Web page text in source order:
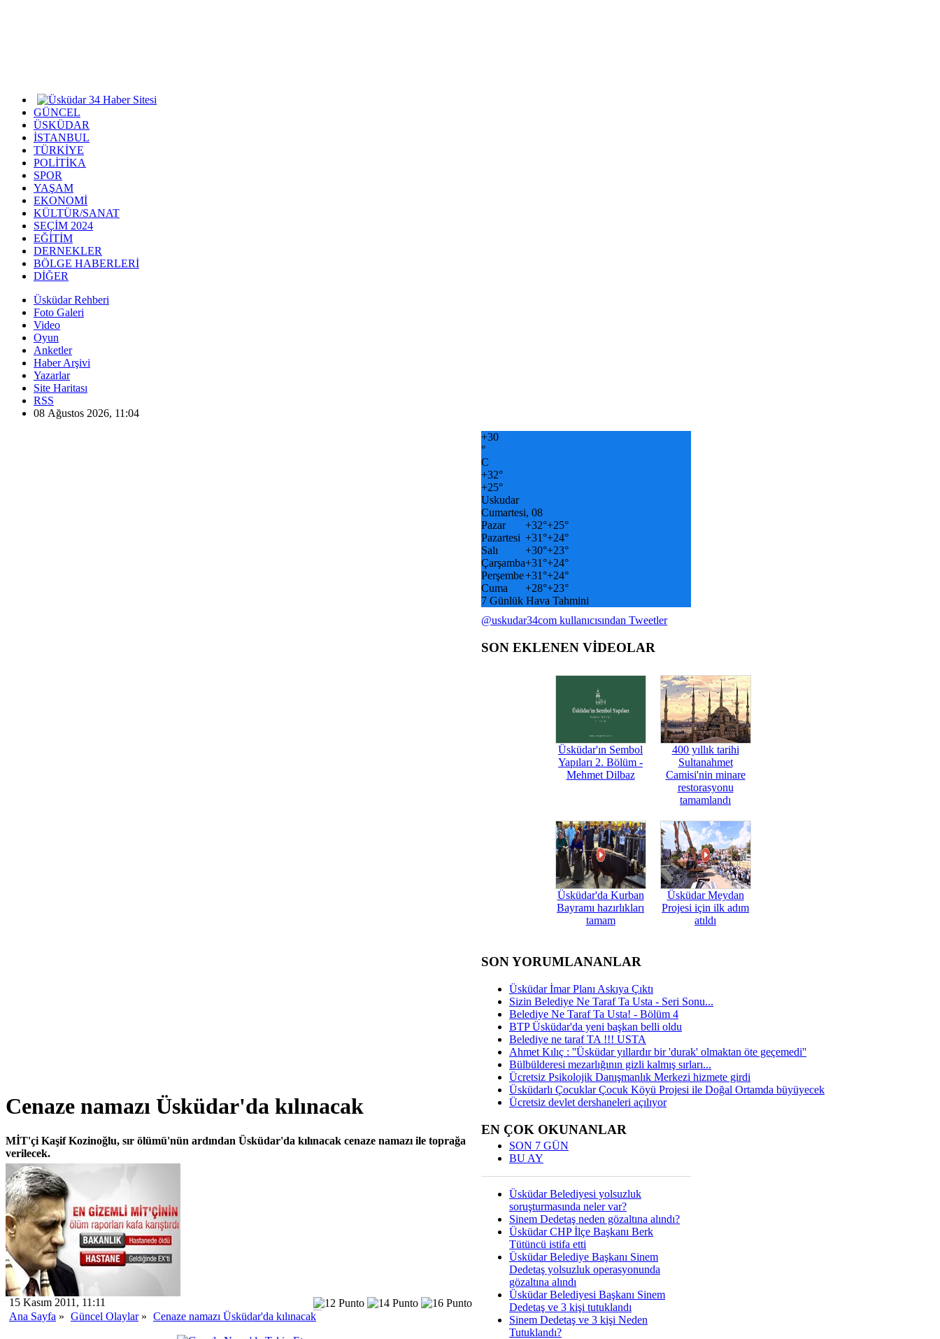
GÜNCEL
ÜSKÜDAR
İSTANBUL
TÜRKİYE
POLİTİKA
SPOR
YAŞAM
EKONOMİ
KÜLTÜR/SANAT
SEÇİM 2024
EĞİTİM
DERNEKLER
BÖLGE HABERLERİ
DİĞER
Üsküdar Rehberi
Foto Galeri
Video
Oyun
Anketler
Haber Arşivi
Yazarlar
Site Haritası
RSS
08 Ağustos 2026, 11:04
Cenaze namazı Üsküdar'da kılınacak
MİT'çi Kaşif Kozinoğlu, sır ölümü'nün ardından Üsküdar'da kılınacak cenaze namazı ile toprağa
verilecek.
15 Kasım 2011, 11:11
Ana Sayfa » Güncel Olaylar» Cenaze namazı Üsküdar'da kılınacak
+30
°
C
+32°
+25°
Uskudar
Cumartesi, 08
Pazar
+32°+25°
Pazartesi +31°+24°
Salı
+30°+23°
Çarşamba+31°+24°
Perşembe+31°+24°
Cuma
+28°+23°
7 Günlük Hava Tahmini
@uskudar34com kullanıcısından Tweetler
SON EKLENEN VİDEOLAR
Üsküdar'ın Sembol
Yapıları 2. Bölüm -
Mehmet Dilbaz
400 yıllık tarihi
Sultanahmet
Camisi'nin minare
restorasyonu
tamamlandı
Üsküdar'da Kurban
Bayramı hazırlıkları
tamam
Üsküdar Meydan
Projesi için ilk adım
atıldı
SON YORUMLANANLAR
Üsküdar İmar Planı Askıya Çıktı
Sizin Belediye Ne Taraf Ta Usta - Seri Sonu...
Belediye Ne Taraf Ta Usta! - Bölüm 4
BTP Üsküdar'da yeni başkan belli oldu
Belediye ne taraf TA !!! USTA
Ahmet Kılıç : ''Üsküdar yıllardır bir 'durak' olmaktan öte geçemedi''
Bülbülderesi mezarlığının gizli kalmış sırları...
Ücretsiz Psikolojik Danışmanlık Merkezi hizmete girdi
Üsküdarlı Çocuklar Çocuk Köyü Projesi ile Doğal Ortamda büyüyecek
Ücretsiz devlet dershaneleri açılıyor
EN ÇOK OKUNANLAR
SON 7 GÜN
BU AY
Üsküdar Belediyesi yolsuzluk
soruşturmasında neler var?
Sinem Dedetaş neden gözaltına alındı?
Üsküdar CHP İlçe Başkanı Berk
Tütüncü istifa etti
Üsküdar Belediye Başkanı Sinem
Dedetaş yolsuzluk operasyonunda
gözaltına alındı
Üsküdar Belediyesi Başkanı Sinem
Dedetaş ve 3 kişi tutuklandı
Sinem Dedetaş ve 3 kişi Neden
Tutuklandı?